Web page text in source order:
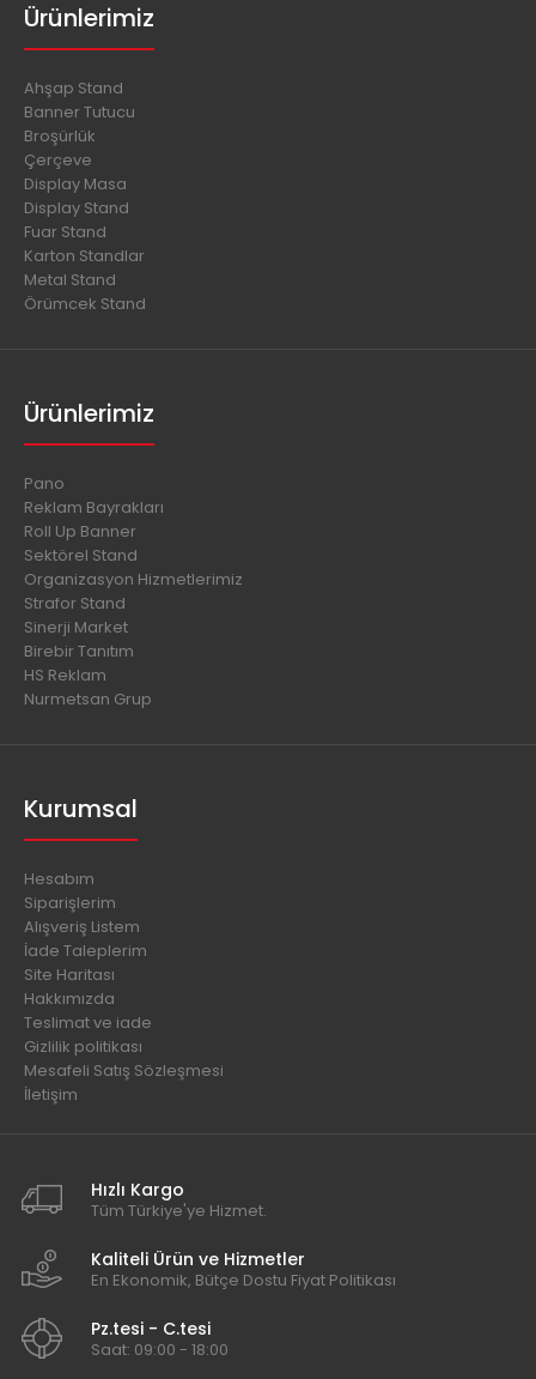
Ürünlerimiz
Ahşap Stand
Banner Tutucu
Broşürlük
Çerçeve
Display Masa
Display Stand
Fuar Stand
Karton Standlar
Metal Stand
Örümcek Stand
Ürünlerimiz
Pano
Reklam Bayrakları
Roll Up Banner
Sektörel Stand
Organizasyon Hizmetlerimiz
Strafor Stand
Sinerji Market
Birebir Tanıtım
HS Reklam
Nurmetsan Grup
Kurumsal
Hesabım
Siparişlerim
Alışveriş Listem
İade Taleplerim
Site Haritası
Hakkımızda
Teslimat ve iade
Gizlilik politikası
Mesafeli Satış Sözleşmesi
İletişim
Hızlı Kargo
Tüm Türkiye'ye Hizmet.
Kaliteli Ürün ve Hizmetler
En Ekonomik, Bütçe Dostu Fiyat Politikası
Pz.tesi - C.tesi
Saat: 09:00 - 18:00